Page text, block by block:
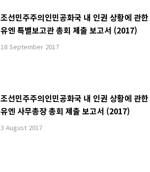
조선민주주의인민공화국 내 인권 상황에 관한
유엔 특별보고관 총회 제출 보고서 (2017)
18 September 2017
조선민주주의인민공화국 내 인권 상황에 관한
유엔 사무총장 총회 제출 보고서 (2017)
3 August 2017